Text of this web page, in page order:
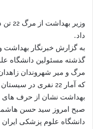
داد.
به گزارش خبرنگار
گذشته مسئولین دانشگاه
مرگ و میر شهروندان زاهدان
که آمار 22 نفری در
بهداشت نشان از حرف های
صبح امروز سید حسن
دانشگاه علوم پزشکی ایران